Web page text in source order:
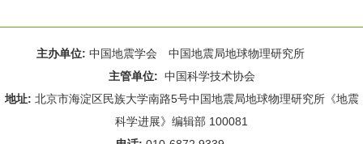
主办单位: 中国地震学会 中国地震局地球物理研究所
主管单位: 中国科学技术协会
地址: 北京市海淀区民族大学南路5号中国地震局地球物理研究所《地震
科学进展》编辑部 100081